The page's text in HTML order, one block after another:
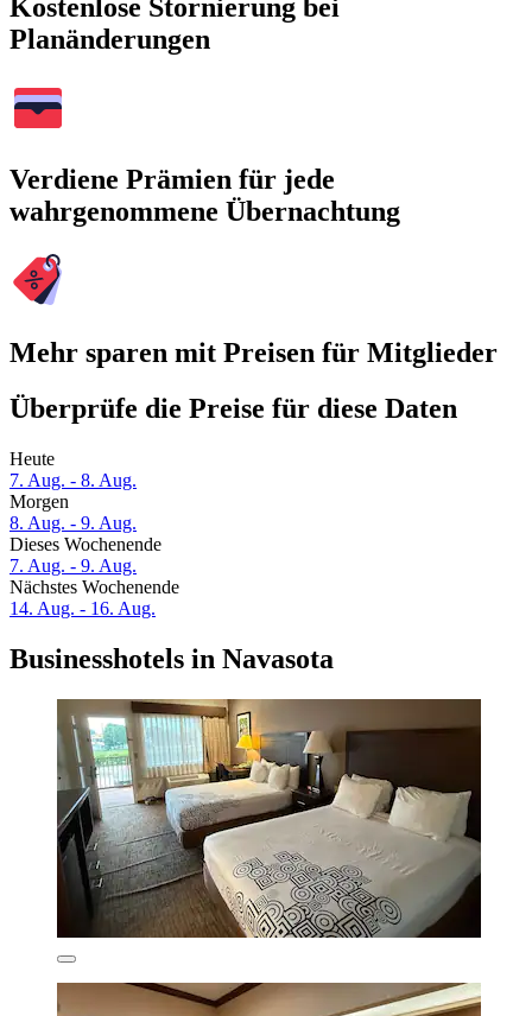
Kostenlose Stornierung bei
Planänderungen
Verdiene Prämien für jede
wahrgenommene Übernachtung
Mehr sparen mit Preisen für Mitglieder
Überprüfe die Preise für diese Daten
Heute
7. Aug. - 8. Aug.
Morgen
8. Aug. - 9. Aug.
Dieses Wochenende
7. Aug. - 9. Aug.
Nächstes Wochenende
14. Aug. - 16. Aug.
Businesshotels in Navasota